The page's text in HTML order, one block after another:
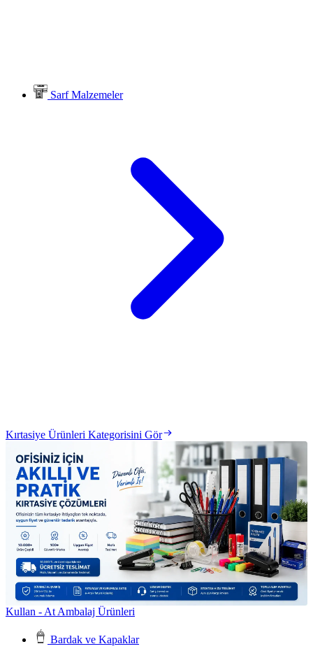
Sarf Malzemeler
Kırtasiye Ürünleri Kategorisini Gör
Kullan - At Ambalaj Ürünleri
Bardak ve Kapaklar